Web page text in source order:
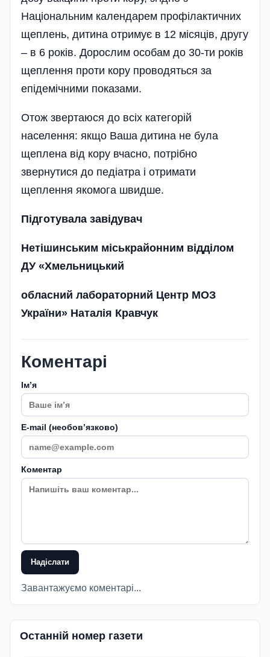
Національним календарем профі­лактичних
щеплень, дитина отримує в 12 місяців, другу
– в 6 років. Дорослим особам до 30-ти років
щеплення проти кору проводяться за
епідемічними показами.
Отож звертаюся до всіх категорій
населення: якщо Ваша дитина не була
щеплена від кору вчасно, потрібно
звернутися до педіатра і отримати
щеплення якомога швидше.
Підготувала завідувач
Нетішинським міськрайонним відділом
ДУ «Хмельницький
обласний лабораторний Центр МОЗ
України» Наталія Кравчук
Коментарі
Імʼя
E-mail (необовʼязково)
Коментар
Надіслати
Завантажуємо коментарі...
Останній номер газети